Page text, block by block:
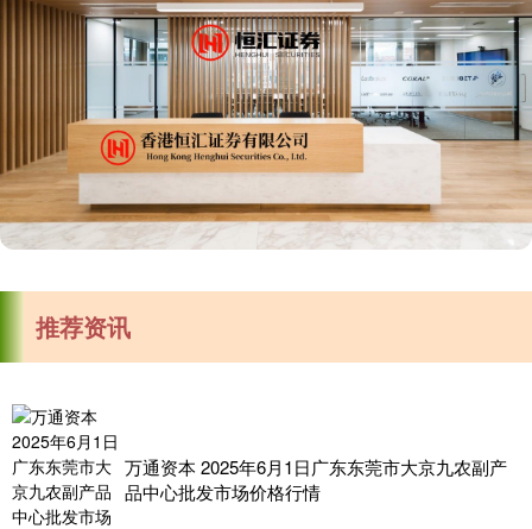
推荐资讯
万通资本 2025年6月1日广东东莞市大京九农副产
品中心批发市场价格行情